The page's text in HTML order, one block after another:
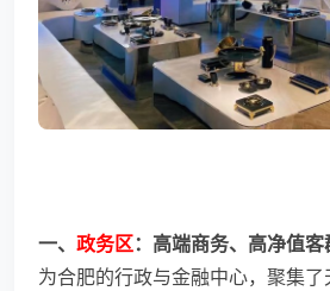
一、 政务区：高端商务、高净值
为合肥的行政与金融中心，聚集